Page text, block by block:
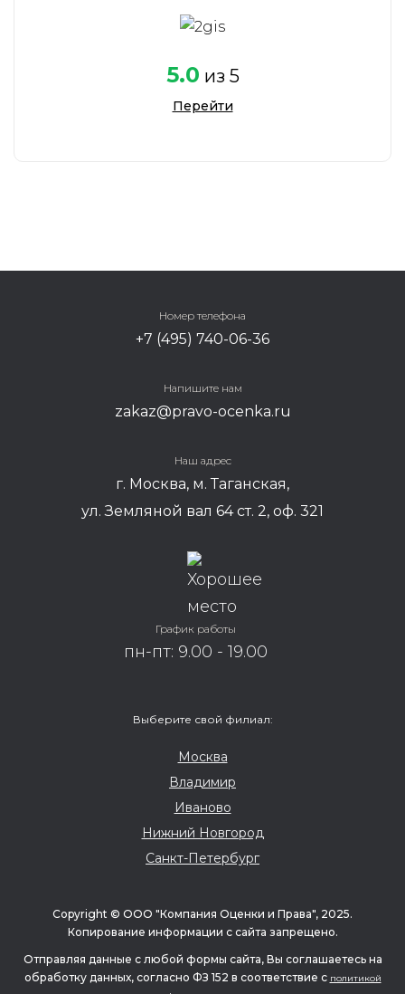
5.0 из 5
Перейти
Номер телефона
+7 (495) 740-06-36
Напишите нам
zakaz@pravo-ocenka.ru
Наш адрес
г. Москва, м. Таганская,
ул. Земляной вал 64 ст. 2, оф. 321
График работы
пн-пт: 9.00 - 19.00
Выберите свой филиал:
Москва
Владимир
Иваново
Нижний Новгород
Санкт-Петербург
Copyright © ООО "Компания Оценки и Права", 2025.
Копирование информации с сайта запрещено.
Отправляя данные с любой формы сайта, Вы соглашаетесь на
обработку данных, согласно ФЗ 152 в соответствие с политикой